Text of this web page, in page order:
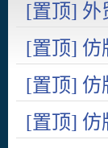
[置顶] 外
国内在严
[置顶] 仿
[置顶] 仿
[置顶] 仿